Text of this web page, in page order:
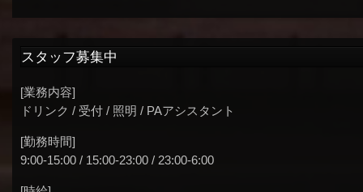
スタッフ募集中
[業務内容]
ドリンク / 受付 / 照明 / PAアシスタント
[勤務時間]
9:00-15:00 / 15:00-23:00 / 23:00-6:00